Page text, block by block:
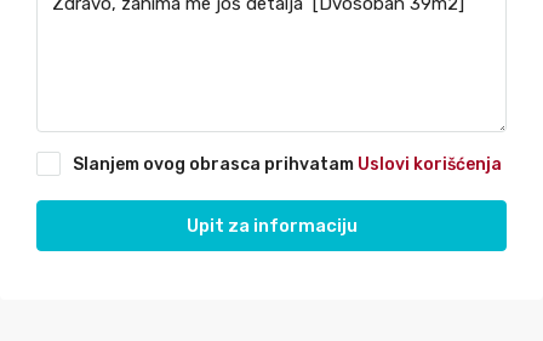
Slanjem ovog obrasca prihvatam Uslovi korišćenja
Upit za informaciju